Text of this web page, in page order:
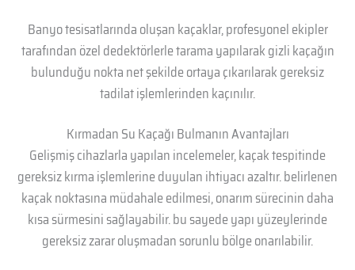
Banyo tesisatlarında oluşan kaçaklar, profesyonel ekipler
tarafından özel dedektörlerle tarama yapılarak gizli kaçağın
bulunduğu nokta net şekilde ortaya çıkarılarak gereksiz
tadilat işlemlerinden kaçınılır.
Kırmadan Su Kaçağı Bulmanın Avantajları
Gelişmiş cihazlarla yapılan incelemeler, kaçak tespitinde
gereksiz kırma işlemlerine duyulan ihtiyacı azaltır. belirlenen
kaçak noktasına müdahale edilmesi, onarım sürecinin daha
kısa sürmesini sağlayabilir. bu sayede yapı yüzeylerinde
gereksiz zarar oluşmadan sorunlu bölge onarılabilir.